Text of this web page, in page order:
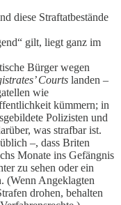
diese Straftatbestände
gilt, liegt ganz im
Bürger wegen
Courts landen –
wie
kümmern; in
Polizisten und
was strafbar ist.
–, dass Briten
Monate ins Gefängnis
zu sehen oder ein
(Wenn Angeklagten
drohen, behalten